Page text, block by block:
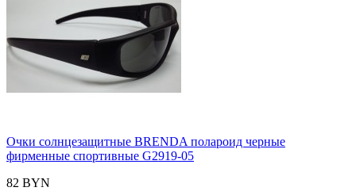
Очки солнцезащитные BRENDA полароид черные
фирменные спортивные G2919-05
82 BYN